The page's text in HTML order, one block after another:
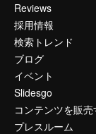
Reviews
採用情報
検索トレンド
ブログ
イベント
Slidesgo
コンテンツを販売
プレスルーム